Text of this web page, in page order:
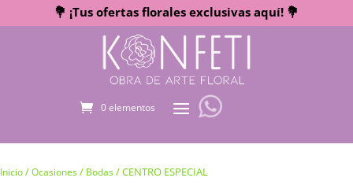
💐 ¡Tus ofertas florales exclusivas aquí! 💐
0 elementos
Inicio/Ocasiones/ Bodas/ CENTRO ESPECIAL